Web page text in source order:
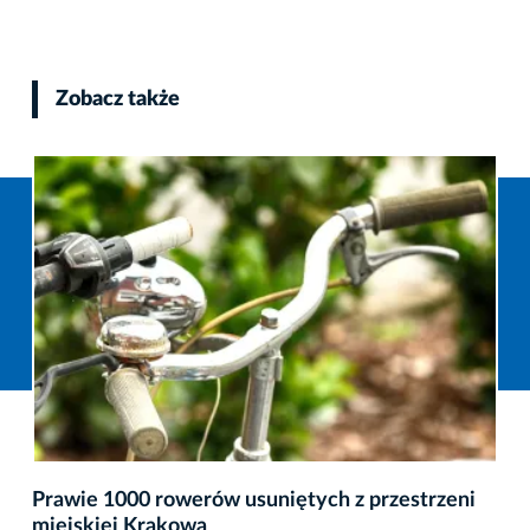
Zobacz także
Prawie 1000 rowerów usuniętych z przestrzeni